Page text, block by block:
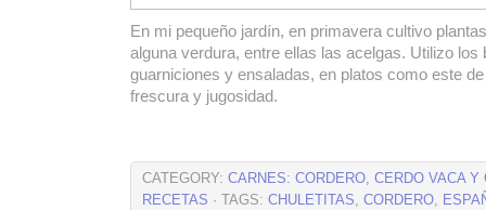
En mi pequeño jardín, en primavera cultivo
alguna verdura, entre ellas las acelgas. Utilizo los
guarniciones y ensaladas, en platos como este
frescura y jugosidad.
CATEGORY: CARNES: CORDERO, CERDO VACA Y
RECETAS · TAGS: CHULETITAS, CORDERO,